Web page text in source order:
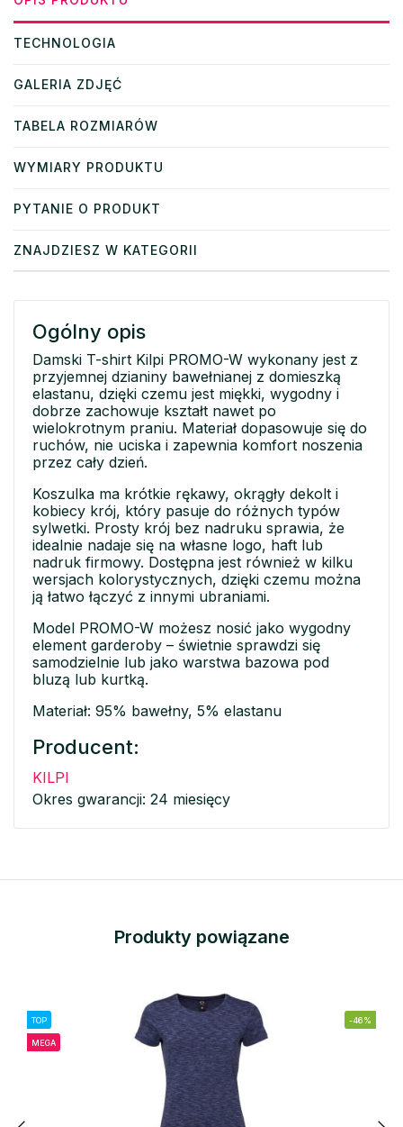
TECHNOLOGIA
GALERIA ZDJĘĆ
TABELA ROZMIARÓW
WYMIARY PRODUKTU
PYTANIE O PRODUKT
ZNAJDZIESZ W KATEGORII
Ogólny opis
Damski T-shirt Kilpi PROMO-W wykonany jest z
przyjemnej dzianiny bawełnianej z domieszką
elastanu, dzięki czemu jest miękki, wygodny i
dobrze zachowuje kształt nawet po
wielokrotnym praniu. Materiał dopasowuje się do
ruchów, nie uciska i zapewnia komfort noszenia
przez cały dzień.
Koszulka ma krótkie rękawy, okrągły dekolt i
kobiecy krój, który pasuje do różnych typów
sylwetki. Prosty krój bez nadruku sprawia, że
idealnie nadaje się na własne logo, haft lub
nadruk firmowy. Dostępna jest również w kilku
wersjach kolorystycznych, dzięki czemu można
ją łatwo łączyć z innymi ubraniami.
Model PROMO-W możesz nosić jako wygodny
element garderoby – świetnie sprawdzi się
samodzielnie lub jako warstwa bazowa pod
bluzą lub kurtką.
Materiał: 95% bawełny, 5% elastanu
Producent:
KILPI
Okres gwarancji: 24 miesięcy
Produkty powiązane
TOP
MEGA
-46%